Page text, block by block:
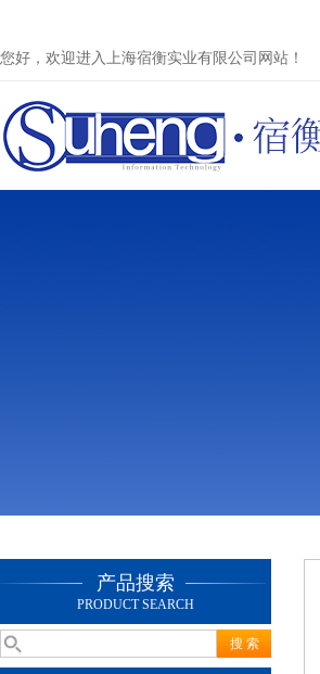
您好，欢迎进入上海宿衡实业有限公司网站！
产品搜索
PRODUCT SEARCH